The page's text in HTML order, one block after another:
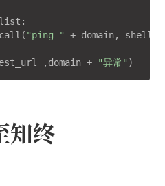
"ping " + domain, shell=
,domain +
"异常"
知终